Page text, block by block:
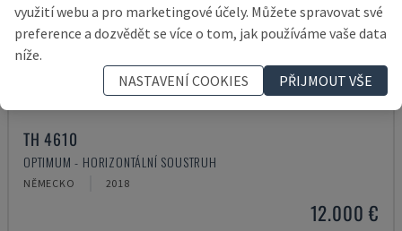
TH 4610
OPTIMUM - HORIZONTÁLNÍ SOUSTRUH
NĚMECKO 2018
12.000 €
využití webu a pro marketingové účely. Můžete spravovat své
preference a dozvědět se více o tom, jak používáme vaše data
níže.
NASTAVENÍ COOKIES
PŘIJMOUT VŠE